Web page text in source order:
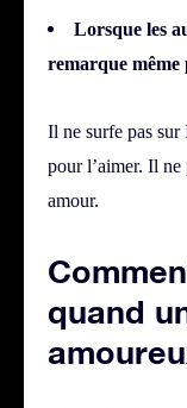
Lorsque les
remarque même
Il ne surfe pas sur
pour l’aimer. Il ne
amour.
quand